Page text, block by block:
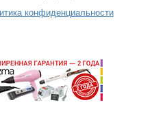
конфиденциальности